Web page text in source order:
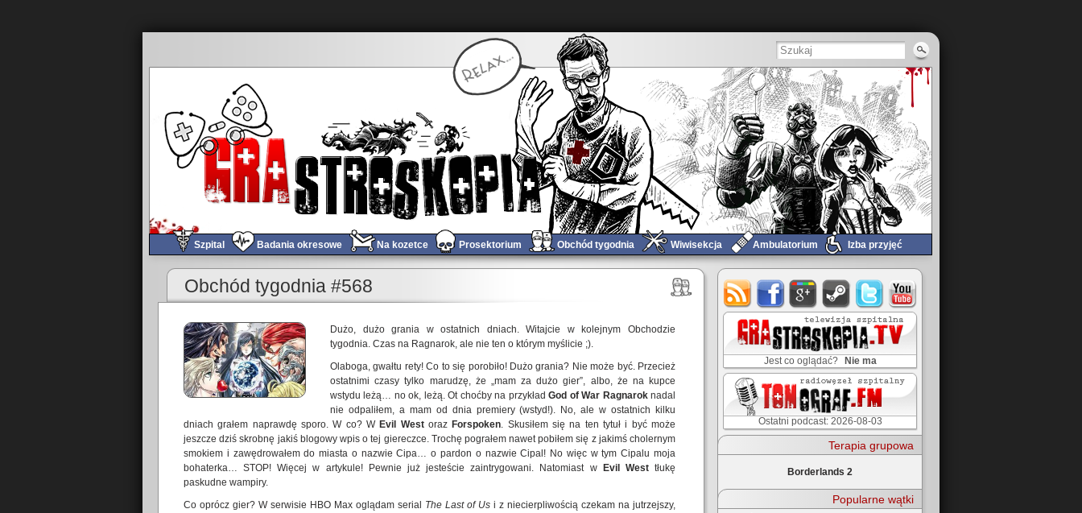
Szpital Badania okresowe Na kozetce Prosektorium Obchód tygodnia Wiwisekcja Ambulatorium Izba przyjęć
Obchód tygodnia #567 Gramy w Forspoken – do więzienia w Cipalu marsz!»
Obchód tygodnia #568
Dużo, dużo grania w ostatnich dniach. Witajcie w kolejnym Obchodzie
tygodnia. Czas na Ragnarok, ale nie ten o którym myślicie ;).
Olaboga, gwałtu rety! Co to się porobiło! Dużo grania? Nie może być. Przecież
ostatnimi czasy tylko marudzę, że „mam za dużo gier”, albo, że na kupce
wstydu leżą… no ok, leżą. Ot choćby na przykładGod of War Ragnaroknadal
nie odpaliłem, a mam od dnia premiery (wstyd!). No, ale w ostatnich kilku
dniach grałem naprawdę sporo. W co? W Evil Westoraz Forspoken. Skusiłem się na ten tytuł i być może
jeszcze dziś skrobnę jakiś blogowy wpis o tej giereczce. Trochę pograłem nawet pobiłem się z jakimś cholernym
smokiem i zawędrowałem do miasta o nazwie Cipa… o pardon o nazwie Cipal! No więc w tym Cipalu moja
bohaterka… STOP! Więcej w artykule! Pewnie już jesteście zaintrygowani. Natomiast w
Evil Westtłukę
paskudne wampiry.
Co oprócz gier? W serwisie HBO Max oglądam serial The Last of Us i z niecierpliwością czekam na jutrzejszy,
Jest co oglądać? Nie ma
Ostatni podcast: 2026-08-03
Terapia grupowa
Borderlands 2
Popularne wątki